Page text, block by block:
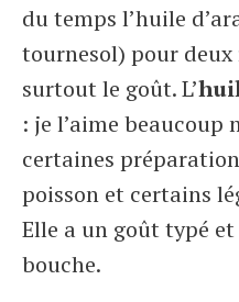
du temps l’huile
tournesol) pour
surtout le goût. L’
: je l’aime
certaines
poisson et certains
Elle a un goût typé et
bouche.